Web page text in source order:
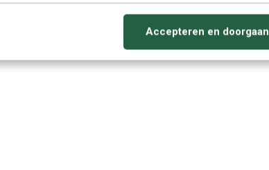
Accepteren en doorgaan